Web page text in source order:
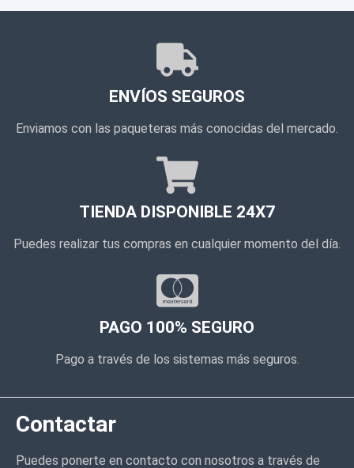
ENVÍOS SEGUROS
Enviamos con las paqueteras más conocidas del mercado.
TIENDA DISPONIBLE 24X7
Puedes realizar tus compras en cualquier momento del día.
PAGO 100% SEGURO
Pago a través de los sistemas más seguros.
Contactar
Puedes ponerte en contacto con nosotros a través de